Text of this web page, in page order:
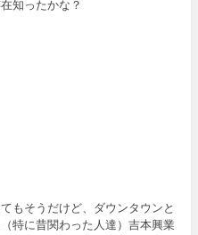
知ったかな？
もそうだけど、ダウンタウンと
特に昔関わった人達）吉本興業